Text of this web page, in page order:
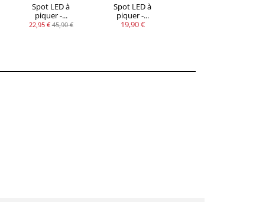
Spot LED à
piquer -...
22,95 € 45,90 €
Spot LED à
piquer -...
19,90 €